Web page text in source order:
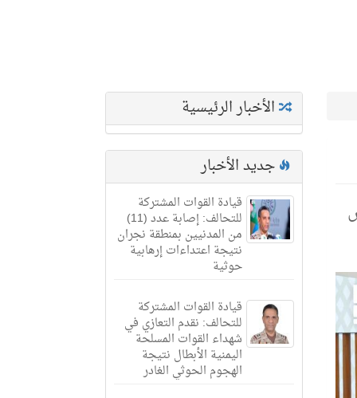
الأخبار الرئيسية
جديد الأخبار
قيادة القوات المشتركة
للتحالف: إصابة عدد (11)
من المدنيين بمنطقة نجران
نتيجة اعتداءات إرهابية
حوثية
قيادة القوات المشتركة
للتحالف: نقدم التعازي في
شهداء القوات المسلحة
اليمنية الأبطال نتيجة
الهجوم الحوثي الغادر